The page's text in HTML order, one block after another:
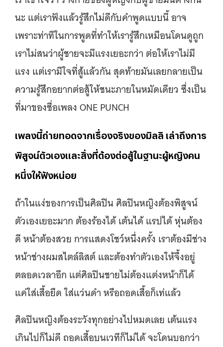
นะ แต่เราฟังแล้วรู้สึกไม่ดีกับคำพูดแบบนี้ อาจ
เพราะท่าทีในการพูดที่ทำให้เรารู้สึกเหมือนโดนดูถูก
เราไม่สนว่าผู้ชายจะมีแรงเยอะกว่า ต่อให้เราไม่มี
แรง แต่เรามีใจที่สู้แล้วกัน สุดท้ายมันเลยกลายเป็น
ความรู้สึกอยากต่อสู้ให้ชนะภายในหมัดเดียว ซึ่งเป็น
ที่มาของชื่อเพลง ONE PUNCH
เพลงนี้ถ่ายทอดจากเรื่องจริงของมิลลิ เล่าถึงการ
พิสูจน์ตัวเองและสิ่งที่ต้องต่อสู้ในฐานะผู้หญิงคน
หนึ่งให้ฟังหน่อย
ถ้าในแง่ของการเป็นศิลปิน ศิลปินหญิงต้องพิสูจน์
ตัวเองเยอะมาก ต้องร้องได้ เต้นได้ แรปได้ หุ่นต้อง
ดี หน้าต้องสวย การแสดงโชว์หนึ่งครั้ง เราต้องมีช่าง
หน้าช่างผมสไตล์ลิสต์ และต้องทําตัวเองให้จึ้งอยู่
ตลอดเวลาอีก แต่ศิลปินชายไม่ต้องแต่งหน้าก็ได้
แค่ใส่เสื้อยืด ใส่แว่นดำ หรือถอดเสื้อก็เท่แล้ว
ศิลปินหญิงต้องระวังทุกอย่างไปหมดเลย เต้นแรง
เกินไปก็ไม่ดี ถอดเสื้อบนเวทีก็ไม่ได้ จะโดนบอกว่า